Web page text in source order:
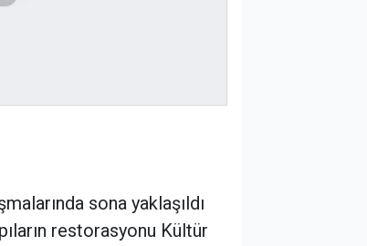
sona yaklaşıldı
restorasyonu Kültür